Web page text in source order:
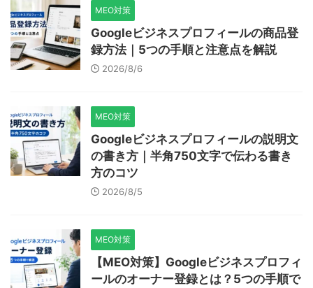
MEO対策
Googleビジネスプロフィールの商品登
録方法｜5つの手順と注意点を解説
2026/8/6
MEO対策
Googleビジネスプロフィールの説明文
の書き方｜半角750文字で伝わる書き
方のコツ
2026/8/5
MEO対策
【MEO対策】Googleビジネスプロフィ
ールのオーナー登録とは？5つの手順で